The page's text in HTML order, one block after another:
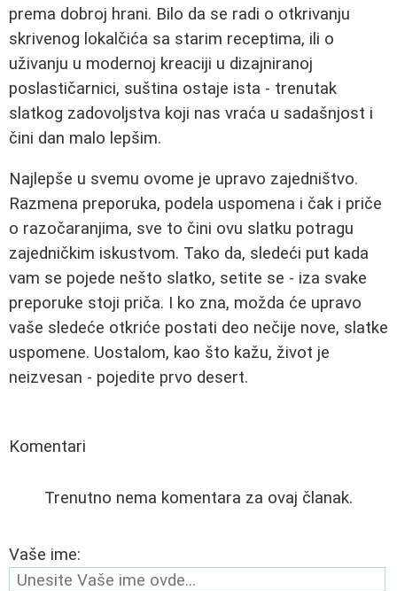
prema dobroj hrani. Bilo da se radi o otkrivanju
skrivenog lokalčića sa starim receptima, ili o
uživanju u modernoj kreaciji u dizajniranoj
poslastičarnici, suština ostaje ista - trenutak
slatkog zadovoljstva koji nas vraća u sadašnjost i
čini dan malo lepšim.
Najlepše u svemu ovome je upravo zajedništvo.
Razmena preporuka, podela uspomena i čak i priče
o razočaranjima, sve to čini ovu slatku potragu
zajedničkim iskustvom. Tako da, sledeći put kada
vam se pojede nešto slatko, setite se - iza svake
preporuke stoji priča. I ko zna, možda će upravo
vaše sledeće otkriće postati deo nečije nove, slatke
uspomene. Uostalom, kao što kažu, život je
neizvesan - pojedite prvo desert.
Komentari
Trenutno nema komentara za ovaj članak.
Vaše ime: